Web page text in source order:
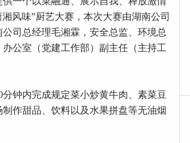
风味”厨艺大赛，本次大赛由湖南公司
司总经理毛湘霖，安全总监、环境总
公室（党建工作部）副主任（主持工
钟内完成规定菜小炒黄牛肉、素菜豆
作甜品、饮料以及水果拼盘等无油烟